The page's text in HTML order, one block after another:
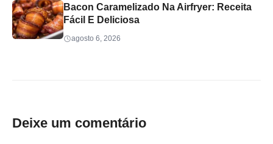
Bacon Caramelizado Na Airfryer: Receita
Fácil E Deliciosa
agosto 6, 2026
Deixe um comentário